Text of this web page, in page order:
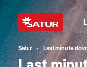
Satur Last minute